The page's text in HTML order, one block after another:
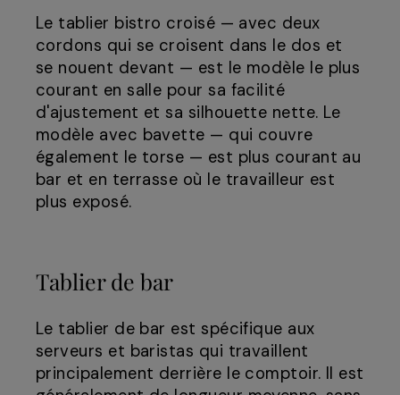
Le tablier bistro croisé — avec deux
cordons qui se croisent dans le dos et
se nouent devant — est le modèle le plus
courant en salle pour sa facilité
d'ajustement et sa silhouette nette. Le
modèle avec bavette — qui couvre
également le torse — est plus courant au
bar et en terrasse où le travailleur est
plus exposé.
Tablier de bar
Le tablier de bar est spécifique aux
serveurs et baristas qui travaillent
principalement derrière le comptoir. Il est